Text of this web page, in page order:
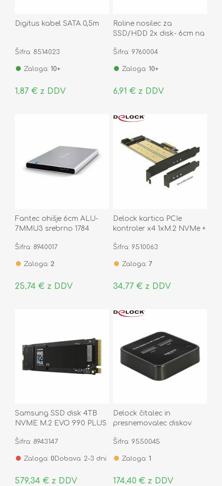
Digitus kabel SATA 0,5m
Šifra: 8514023
Zaloga: 10+
1,87 € z DDV
Roline nosilec za
SSD/HDD 2x disk- 6cm na
Šifra: 9760004
Zaloga: 10+
6,91 € z DDV
Fantec ohišje 6cm ALU-
7MMU3 srebrno 1784
Šifra: 8940017
Zaloga: 2
25,74 € z DDV
Delock kartica PCIe
kontroler x4 1xM.2 NVMe +
Šifra: 9510063
Zaloga: 7
34,77 € z DDV
Samsung SSD disk 4TB
NVME M.2 EVO 990 PLUS
Šifra: 8943147
Zaloga: 0 Dobava: 2-3 dni
579,34 € z DDV
Delock čitalec in
presnemovalec diskov
NVMe PCIe SSD 64177
Šifra: 9550045
Zaloga: 1
174,40 € z DDV